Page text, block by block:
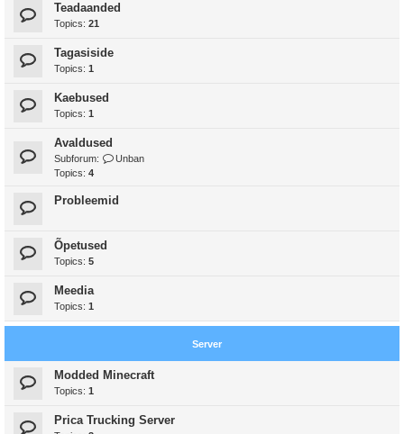
Teadaanded
Topics: 21
Tagasiside
Topics: 1
Kaebused
Topics: 1
Avaldused
Subforum:
Unban
Topics: 4
Probleemid
Õpetused
Topics: 5
Meedia
Topics: 1
Server
Modded Minecraft
Topics: 1
Prica Trucking Server